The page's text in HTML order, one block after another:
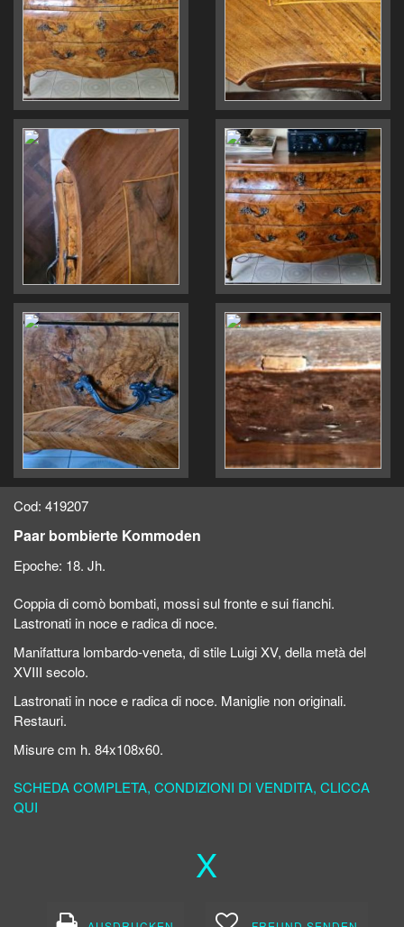
Cod: 419207
Paar bombierte Kommoden
Epoche: 18. Jh.
Coppia di comò bombati, mossi sul fronte e sui fianchi.
Lastronati in noce e radica di noce.
Manifattura lombardo-veneta, di stile Luigi XV, della metà del
XVIII secolo.
Lastronati in noce e radica di noce. Maniglie non originali.
Restauri.
Misure cm h. 84x108x60.
SCHEDA COMPLETA, CONDIZIONI DI VENDITA, CLICCA
QUI
X